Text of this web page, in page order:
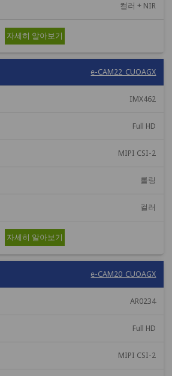
컬러 + NIR
자세히 알아보기
e-CAM22_CUOAGX
IMX462
Full HD
MIPI CSI-2
롤링
컬러
자세히 알아보기
e-CAM20_CUOAGX
AR0234
Full HD
MIPI CSI-2